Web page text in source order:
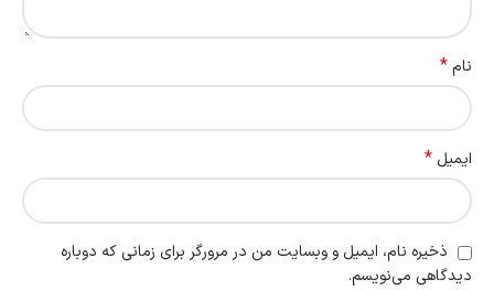
نام*
ایمیل *
ذخیره نام، ایمیل و وبسایت من در مرورگر برای زمانی که دوباره
دیدگاهی می‌نویسم.